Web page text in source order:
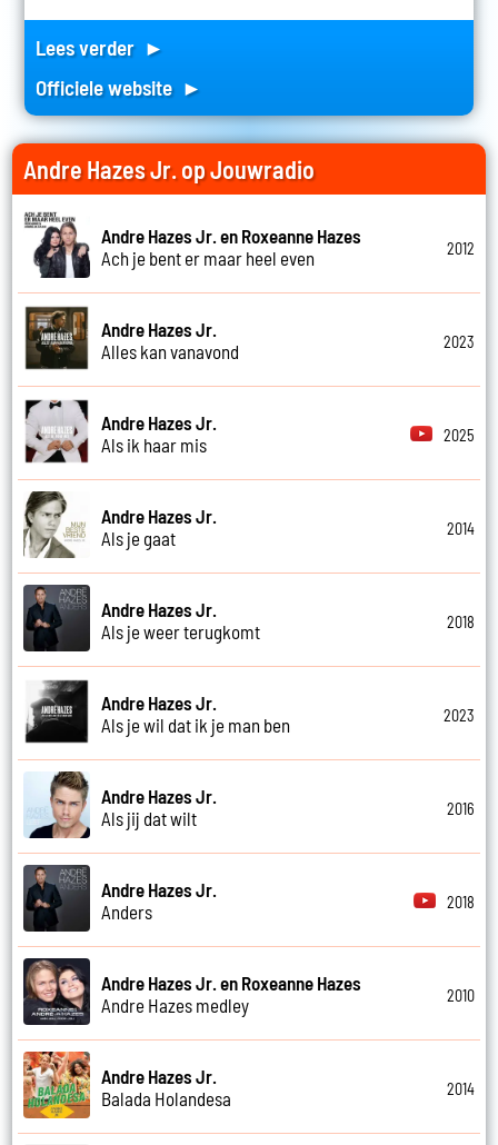
Lees verder ►
Officiele website ►
Andre Hazes Jr. op Jouwradio
Andre Hazes Jr. en Roxeanne Hazes
Ach je bent er maar heel even
2012
Andre Hazes Jr.
Alles kan vanavond
2023
Andre Hazes Jr.
Als ik haar mis
2025
Andre Hazes Jr.
Als je gaat
2014
Andre Hazes Jr.
Als je weer terugkomt
2018
Andre Hazes Jr.
Als je wil dat ik je man ben
2023
Andre Hazes Jr.
Als jij dat wilt
2016
Andre Hazes Jr.
Anders
2018
Andre Hazes Jr. en Roxeanne Hazes
Andre Hazes medley
2010
Andre Hazes Jr.
Balada Holandesa
2014